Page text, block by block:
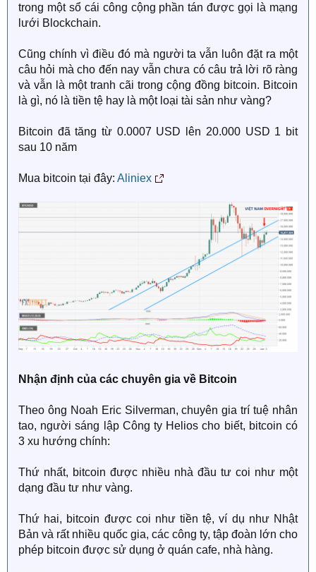
trong một sổ cái công cộng phần tán được gọi là mạng
lưới Blockchain.
Cũng chính vì điều đó mà người ta vẫn luôn đặt ra một
câu hỏi mà cho đến nay vẫn chưa có câu trả lời rõ ràng
và vẫn là một tranh cãi trong cộng đồng bitcoin. Bitcoin
là gì, nó là tiền tệ hay là một loại tài sản như vàng?
Bitcoin đã tăng từ 0.0007 USD lên 20.000 USD 1 bit
sau 10 năm
Mua bitcoin tại đây: Aliniex
Nhận định của các chuyên gia về Bitcoin
Theo ông Noah Eric Silverman, chuyên gia trí tuệ nhân
tao, người sáng lập Công ty Helios cho biết, bitcoin có
3 xu hướng chính:
Thứ nhất, bitcoin được nhiều nhà đầu tư coi như một
dạng đầu tư như vàng.
Thứ hai, bitcoin được coi như tiền tệ, ví dụ như Nhật
Bản và rất nhiều quốc gia, các công ty, tập đoàn lớn cho
phép bitcoin được sử dụng ở quán cafe, nhà hàng.